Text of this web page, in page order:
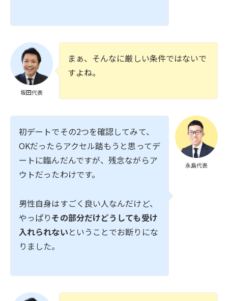
坂田代表
まぁ、そんなに厳しい条件ではないで
すよね。
永島代表
初デートでその2つを確認してみて、
OKだったらアクセル踏もうと思ってデ
ートに臨んだんですが、残念ながらア
ウトだったわけです。
男性自身はすごく良い人なんだけど、
やっぱりその部分だけどうしても受け
入れられないということでお断りにな
りました。